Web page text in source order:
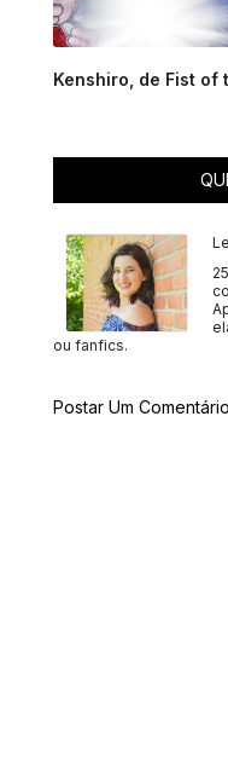
Kenshiro, de Fist of
ou fanfics.
Postar Um Comentário